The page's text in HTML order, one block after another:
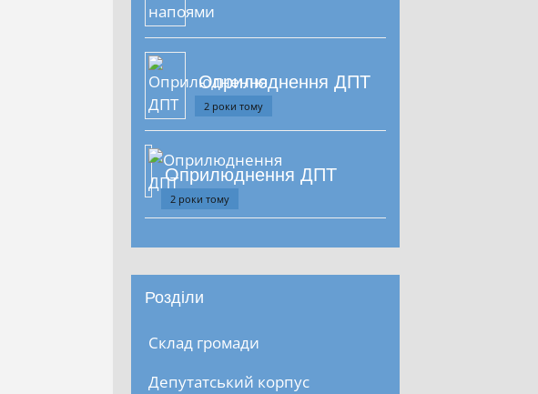
Оприлюднення ДПТ
2 роки тому
Оприлюднення ДПТ
2 роки тому
Розділи
Склад громади
Депутатський корпус